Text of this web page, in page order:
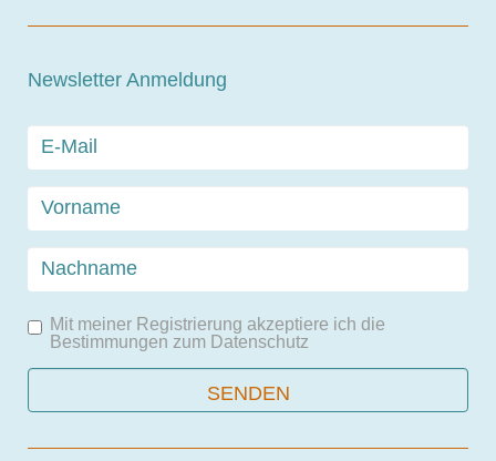
Newsletter Anmeldung
Mit meiner Registrierung akzeptiere ich die
Bestimmungen zum Datenschutz